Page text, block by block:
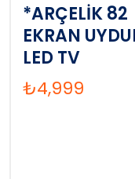
*ARÇELİK 82
EKRAN
LED TV
₺4,999